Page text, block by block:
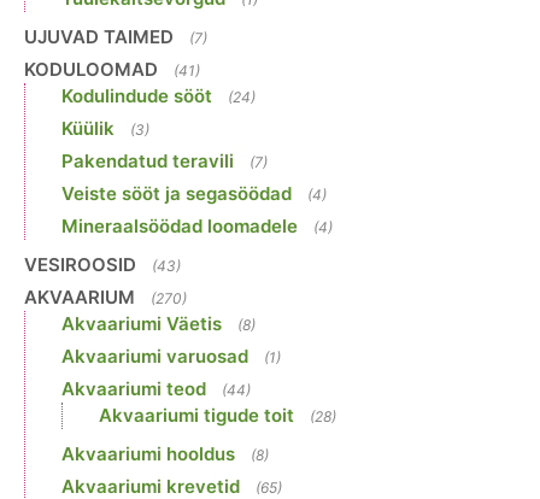
UJUVAD TAIMED (7)
KODULOOMAD (41)
Kodulindude sööt (24)
Küülik (3)
Pakendatud teravili (7)
Veiste sööt ja segasöödad (4)
Mineraalsöödad loomadele (4)
VESIROOSID (43)
AKVAARIUM (270)
Akvaariumi Väetis (8)
Akvaariumi varuosad (1)
Akvaariumi teod (44)
Akvaariumi tigude toit (28)
Akvaariumi hooldus (8)
Akvaariumi krevetid (65)